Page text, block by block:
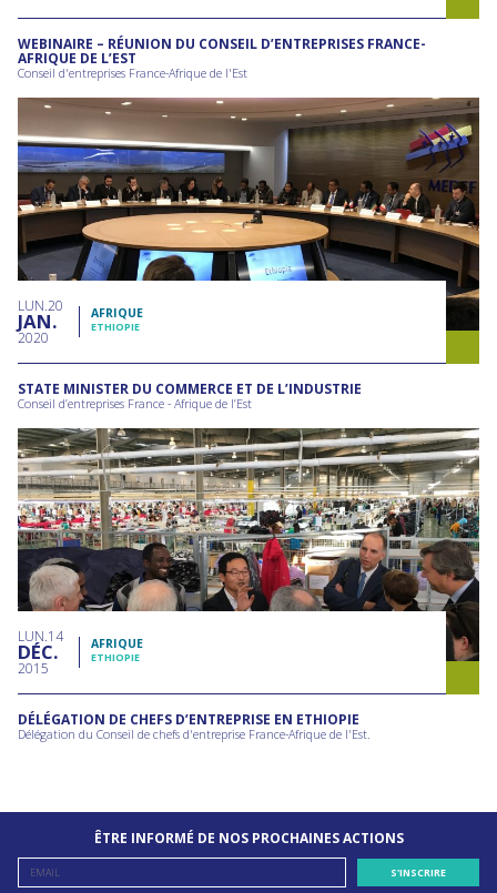
WEBINAIRE – RÉUNION DU CONSEIL D’ENTREPRISES FRANCE-
AFRIQUE DE L’EST
Conseil d'entreprises France-Afrique de l'Est
LUN 20
JAN
2020
AFRIQUE
ETHIOPIE
STATE MINISTER DU COMMERCE ET DE L’INDUSTRIE
Conseil d’entreprises France - Afrique de l’Est
LUN 14
DÉC
2015
AFRIQUE
ETHIOPIE
DÉLÉGATION DE CHEFS D’ENTREPRISE EN ETHIOPIE
Délégation du Conseil de chefs d'entreprise France-Afrique de l'Est.
ÊTRE INFORMÉ DE NOS PROCHAINES ACTIONS